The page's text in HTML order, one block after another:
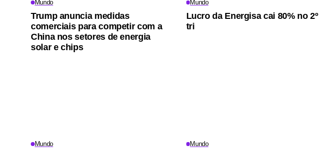
Mundo
Trump anuncia medidas
comerciais para competir com a
China nos setores de energia
solar e chips
Mundo
Lucro da Energisa cai 80% no 2º
tri
Mundo Mundo